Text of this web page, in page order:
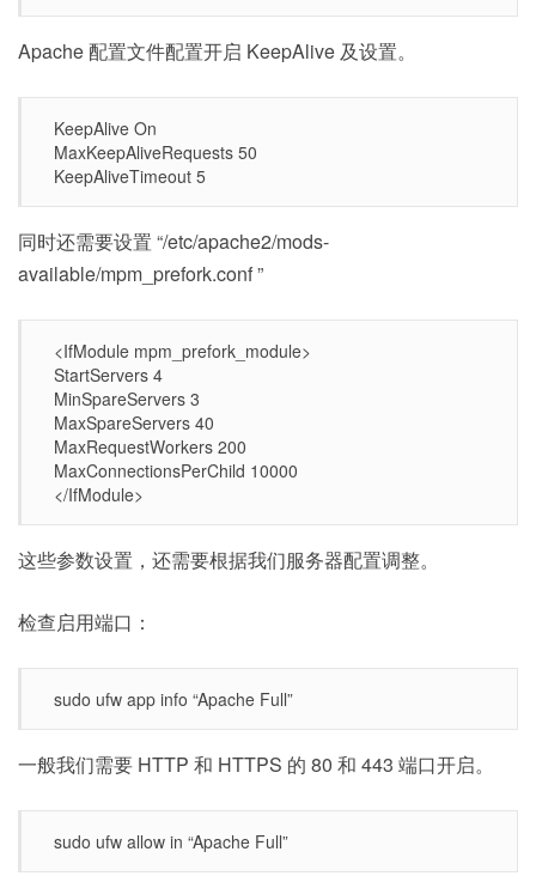
Apache 配置文件配置开启 KeepAlive 及设置。
KeepAlive On
MaxKeepAliveRequests 50
KeepAliveTimeout 5
同时还需要设置 “/etc/apache2/mods-
available/mpm_prefork.conf ”
<IfModule mpm_prefork_module>
StartServers 4
MinSpareServers 3
MaxSpareServers 40
MaxRequestWorkers 200
MaxConnectionsPerChild 10000
</IfModule>
这些参数设置，还需要根据我们服务器配置调整。
检查启用端口：
sudo ufw app info “Apache Full”
一般我们需要 HTTP 和 HTTPS 的 80 和 443 端口开启。
sudo ufw allow in “Apache Full”